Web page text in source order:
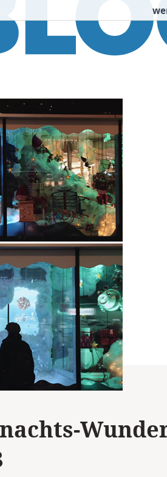
uns Werbung